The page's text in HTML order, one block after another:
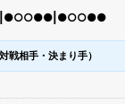
戦相手・決まり手）